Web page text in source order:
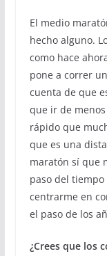
El medio
hecho alguno.
como hace
pone a correr
cuenta de que
que ir de
rápido que
que es una
maratón sí que
paso del
centrarme en
el paso de los
¿Crees que los